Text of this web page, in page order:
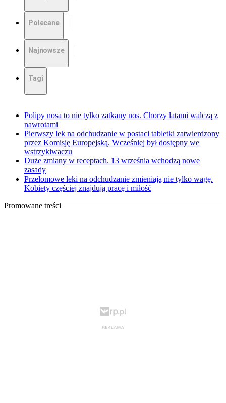
Polecane
Najnowsze
Tagi
Polipy nosa to nie tylko zatkany nos. Chorzy latami walczą z
nawrotami
Pierwszy lek na odchudzanie w postaci tabletki zatwierdzony
przez Komisję Europejską. Wcześniej był dostępny we
wstrzykiwaczu
Duże zmiany w receptach. 13 września wchodzą nowe
zasady
Przełomowe leki na odchudzanie zmieniają nie tylko wagę.
Kobiety częściej znajdują pracę i miłość
Promowane treści